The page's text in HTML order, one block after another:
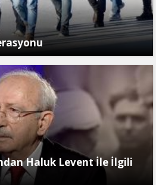
Haluk Levent İle İlgili